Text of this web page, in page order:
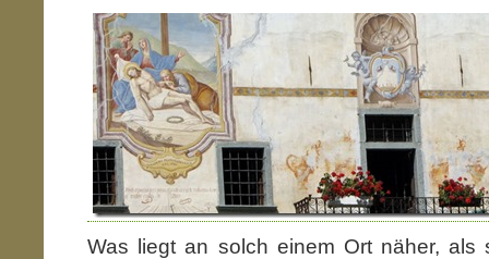
Was liegt an solch einem Ort näher, als